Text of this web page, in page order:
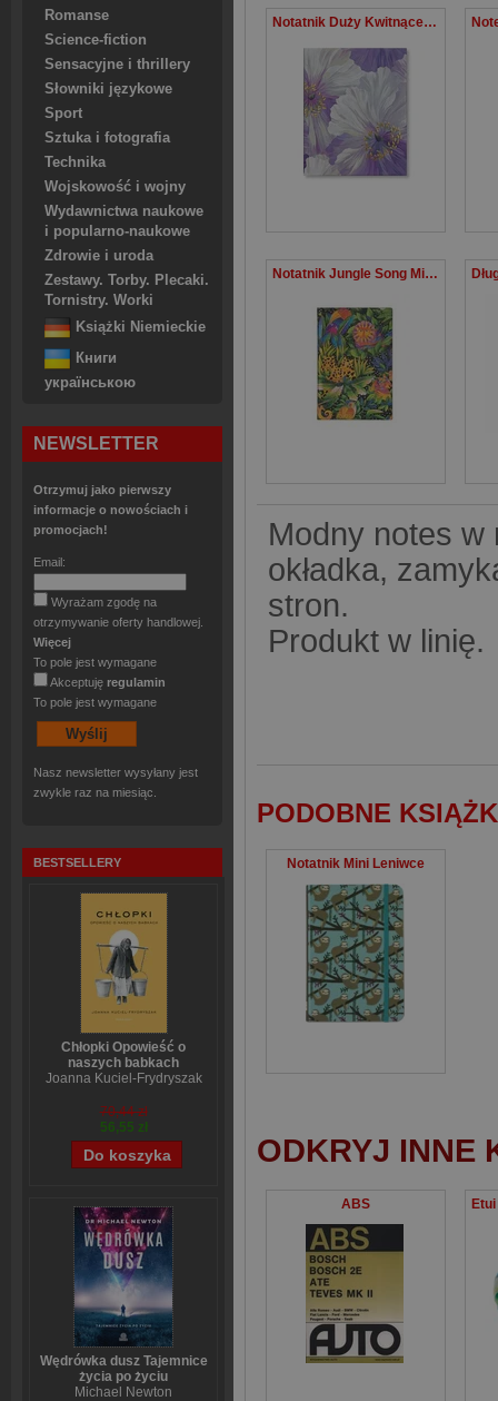
Romanse
Science-fiction
Sensacyjne i thrillery
Słowniki językowe
Sport
Sztuka i fotografia
Technika
Wojskowość i wojny
Wydawnictwa naukowe
i popularno-naukowe
Zdrowie i uroda
Zestawy. Torby. Plecaki.
Tornistry. Worki
Książki Niemieckie
Книги
українською
NEWSLETTER
Otrzymuj jako pierwszy
informacje o nowościach i
promocjach!
Email:
Wyrażam zgodę na
otrzymywanie oferty handlowej.
Więcej
To pole jest wymagane
Akceptuję regulamin
To pole jest wymagane
Nasz newsletter wysyłany jest
zwykle raz na miesiąc.
BESTSELLERY
Chłopki Opowieść o
naszych babkach
Joanna Kuciel-Frydryszak
70,44 zł
56,55 zł
Wędrówka dusz Tajemnice
życia po życiu
Michael Newton
Notatnik Duży Kwitnące Maki Peter Pauper Press Zadruk w linie, twarda oprawa, 192 strony
Notatnik Jungle Song Mini linia
Modny notes w
okładka,
stron.
Produkt w linię.
PODOBNE
Notatnik Mini Leniwce
ODKRYJ INNE
ABS